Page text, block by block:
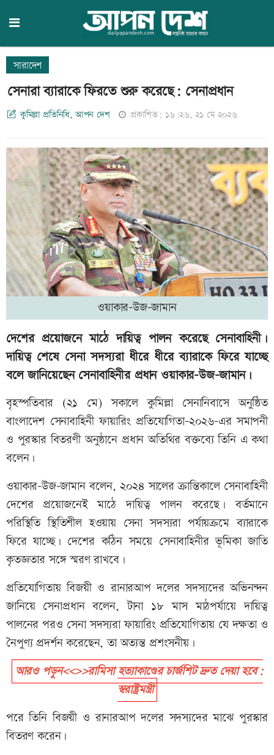
সারাদেশ
সেনারা ব্যারাকে ফিরতে শুরু করেছে: সেনাপ্রধান
কুমিল্লা প্রতিনিধি, আপন দেশ প্রকাশিত: ১৬:২৬, ২১ মে ২০২৬
ওয়াকার-উজ-জামান
দেশের প্রয়োজনে মাঠে দায়িত্ব পালন করেছে সেনাবাহিনী।
দায়িত্ব শেষে সেনা সদস্যরা ধীরে ধীরে ব্যারাকে ফিরে যাচ্ছে
বলে জানিয়েছেন সেনাবাহিনীর প্রধান ওয়াকার-উজ-জামান।
বৃহস্পতিবার (২১ মে) সকালে কুমিল্লা সেনানিবাসে অনুষ্ঠিত
বাংলাদেশ সেনাবাহিনী ফায়ারিং প্রতিযোগিতা-২০২৬-এর সমাপনী
ও পুরস্কার বিতরণী অনুষ্ঠানে প্রধান অতিথির বক্তব্যে তিনি এ কথা
বলেন।
ওয়াকার-উজ-জামান বলেন, ২০২৪ সালের ক্রান্তিকালে সেনাবাহিনী
দেশের প্রয়োজনেই মাঠে দায়িত্ব পালন করেছে। বর্তমানে
পরিস্থিতি স্থিতিশীল হওয়ায় সেনা সদস্যরা পর্যায়ক্রমে ব্যারাকে
ফিরে যাচ্ছে। দেশের কঠিন সময়ে সেনাবাহিনীর ভূমিকা জাতি
কৃতজ্ঞতার সঙ্গে স্মরণ রাখবে।
প্রতিযোগিতায় বিজয়ী ও রানারআপ দলের সদস্যদের অভিনন্দন
জানিয়ে সেনাপ্রধান বলেন, টানা ১৮ মাস মাঠপর্যায়ে দায়িত্ব
পালনের পরও সেনা সদস্যরা ফায়ারিং প্রতিযোগিতায় যে দক্ষতা ও
নৈপুণ্য প্রদর্শন করেছেন, তা অত্যন্ত প্রশংসনীয়।
আরও পড়ুন<<>>রামিসা হত্যাকাণ্ডের চার্জশিট দ্রুত দেয়া হবে:
স্বরাষ্ট্রমন্ত্রী
পরে তিনি বিজয়ী ও রানারআপ দলের সদস্যদের মাঝে পুরস্কার
বিতরণ করেন।